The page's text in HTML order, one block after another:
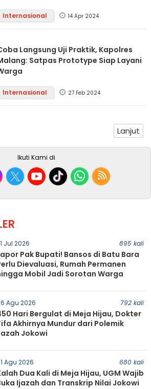
Internasional 14 Apr 2024
Langsung Uji Praktik, Kapolres
Satpas Prototype Siap Layani
Internasional 27 Feb 2024
Lanjut
Ikuti Kami di
Jul 2026 895 kali
Pak Bupati! Bansos di Batu Bara
Dievaluasi, Rumah Permanen
Mobil Jadi Sorotan Warga
Agu 2026 792 kali
Hari Bergulat di Meja Hijau, Dokter
Akhirnya Mundur dari Polemik
Jokowi
Agu 2026 680 kali
Dua Kali di Meja Hijau, UGM Wajib
Ijazah dan Transkrip Nilai Jokowi